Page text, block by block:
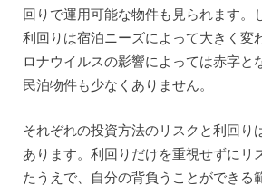
回りで運用可能な物件も見られます。
利回りは宿泊ニーズによって大きく変
ロナウイルスの影響によっては赤字と
民泊物件も少なくありません。
それぞれの投資方法のリスクと利回り
あります。利回りだけを重視せずにリ
たうえで、自分の背負うことができる